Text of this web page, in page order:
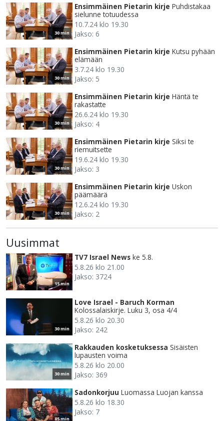
30 min
Ensimmäinen Pietarin kirje Puhdistakaa
sielunne totuudessa
10.7.24 klo 19.30
Jakso: 6
30 min
Ensimmäinen Pietarin kirje Kutsu pyhään
elämään
3.7.24 klo 19.30
Jakso: 5
30 min
Ensimmäinen Pietarin kirje Häntä te
rakastatte
26.6.24 klo 19.30
Jakso: 4
30 min
Ensimmäinen Pietarin kirje Siksi te
riemuitsette
19.6.24 klo 19.30
Jakso: 3
30 min
Ensimmäinen Pietarin kirje Uskon
päämäärä
12.6.24 klo 19.30
Jakso: 2
Uusimmat
15 min
TV7 Israel News ke 5.8.
5.8.26 klo 21.00
Jakso: 3724
30 min
Love Israel - Baruch Korman
Kolossalaiskirje. Luku 3, osa 4/4
5.8.26 klo 20.30
Jakso: 242
30 min
Rakkauden kosketuksessa Sisäisten
lupausten voima
5.8.26 klo 20.00
Jakso: 369
85 min
Sadonkorjuu Luomassa Luojan kanssa
5.8.26 klo 18.30
Jakso: 7